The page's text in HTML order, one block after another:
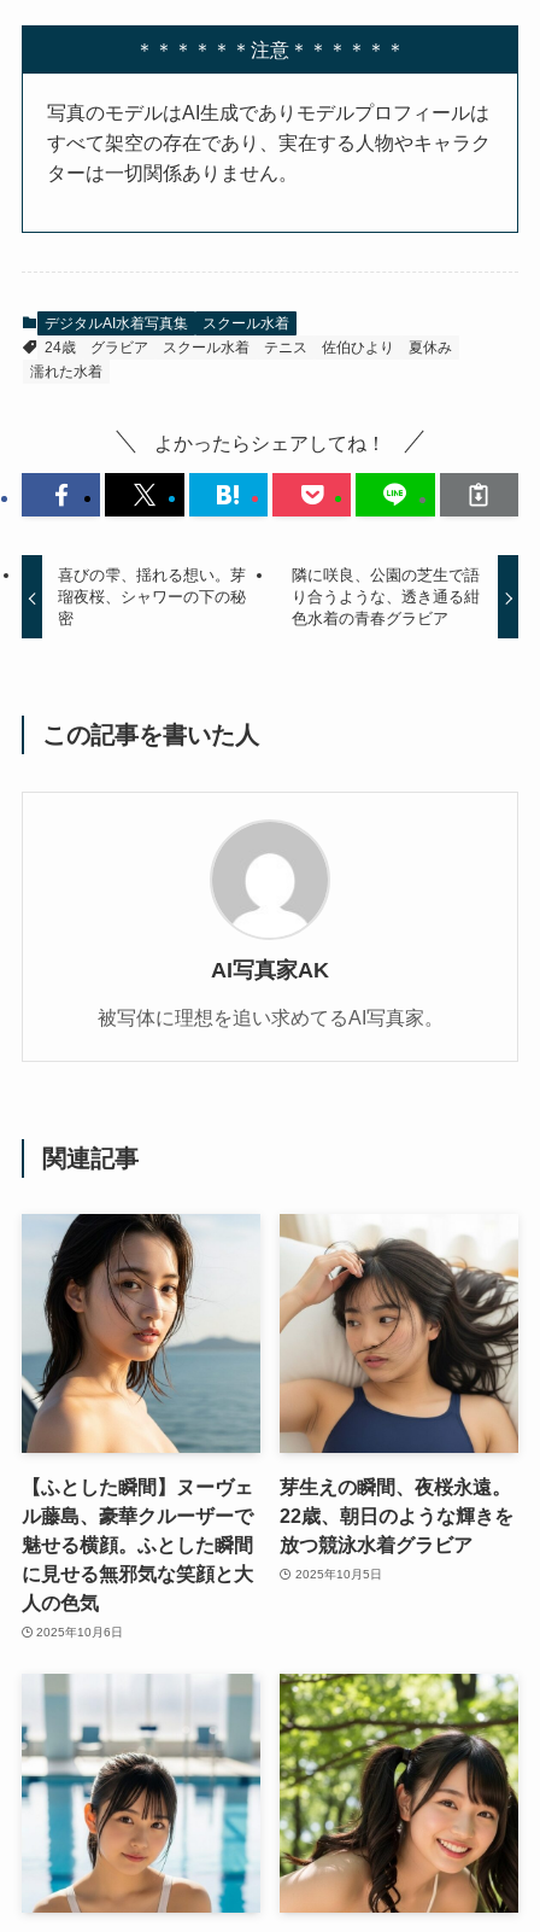
＊＊＊＊＊＊注意＊＊＊＊＊＊
写真のモデルはAI生成でありモデルプロフィールは
すべて架空の存在であり、実在する人物やキャラク
ターは一切関係ありません。
デジタルAI水着写真集
スクール水着
24歳
グラビア スクール水着 テニス 佐伯ひより
夏休み
濡れた水着
よかったらシェアしてね！
喜びの雫、揺れる想い。芽
瑠夜桜、シャワーの下の秘
密
隣に咲良、公園の芝生で語
り合うような、透き通る紺
色水着の青春グラビア
この記事を書いた人
AI写真家AK
被写体に理想を追い求めてるAI写真家。
関連記事
【ふとした瞬間】ヌーヴェ
ル藤島、豪華クルーザーで
魅せる横顔。ふとした瞬間
に見せる無邪気な笑顔と大
人の色気
2025年10月6日
芽生えの瞬間、夜桜永遠。
22歳、朝日のような輝きを
放つ競泳水着グラビア
2025年10月5日